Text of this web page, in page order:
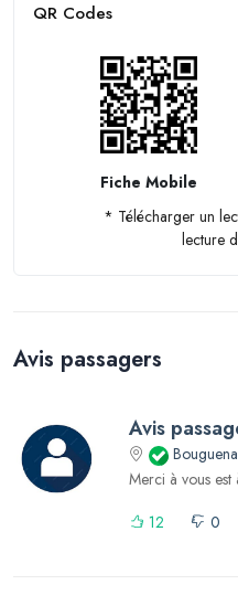
QR Codes
Fiche Mobile
* Télécharger un
lecture
Avis passagers
Avis
Merci à vous est
12
0